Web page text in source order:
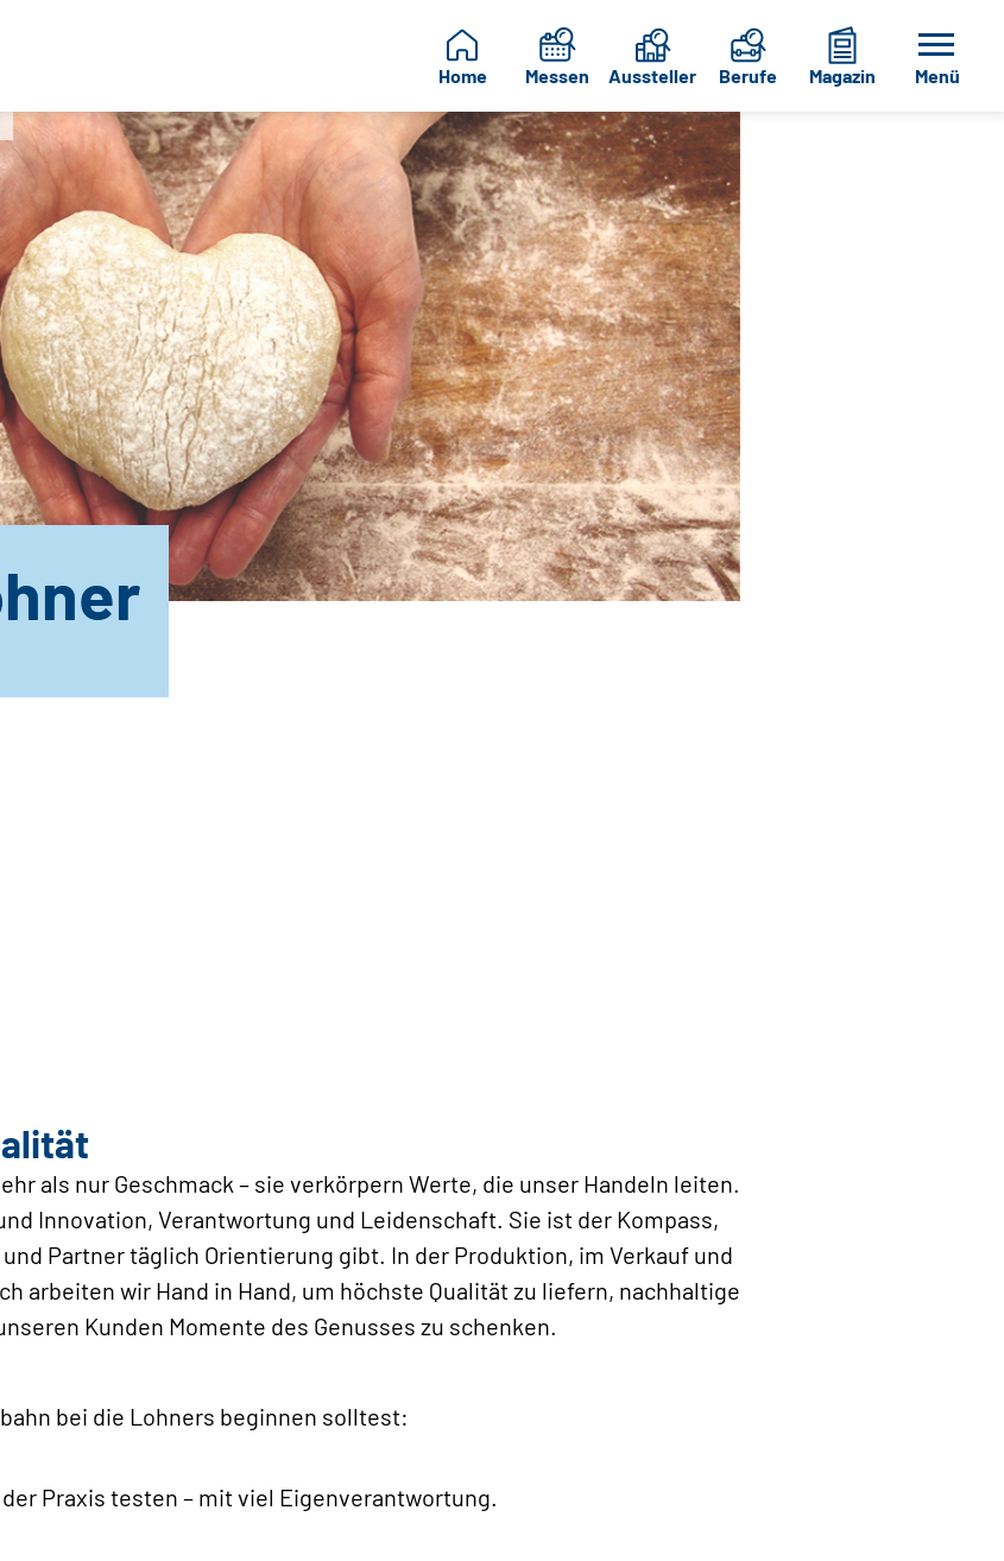
Home Messen Aussteller Berufe Magazin Menü
als nur Geschmack – sie verkörpern Werte, die unser Handeln leiten.
Innovation, Verantwortung und Leidenschaft. Sie ist der Kompass,
Partner täglich Orientierung gibt. In der Produktion, im Verkauf und
arbeiten wir Hand in Hand, um höchste Qualität zu liefern, nachhaltige
Kunden Momente des Genusses zu schenken.
bei die Lohners beginnen solltest:
Praxis testen – mit viel Eigenverantwortung.